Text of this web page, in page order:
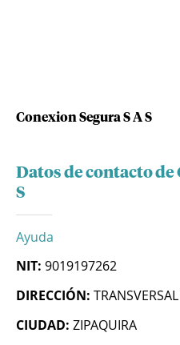
Conexion Segura S A S
Datos de contacto de
S
Ayuda
NIT: 9019197262
DIRECCIÓN:
CIUDAD: ZIPAQUIRA